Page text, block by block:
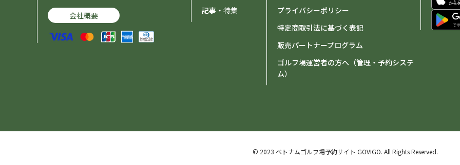
会社概要
記事・特集
プライバシーポリシー
特定商取引法に基づく表記
販売パートナープログラム
ゴルフ場運営者の方へ（管理・予約システ
ム）
© 2023 ベトナムゴルフ場予約サイト GOVIGO. All Rights Reserved.